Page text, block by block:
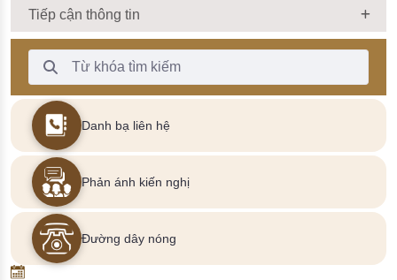
Tiếp cận thông tin
Thanh Tìm kiếm
Danh bạ liên hệ
Phản ánh kiến nghị
Đường dây nóng